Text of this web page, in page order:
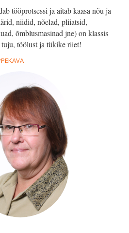
tööprotsessi ja aitab kaasa nõu ja
niidid, nõelad, pliiatsid,
õmblusmasinad jne) on klassis
tuju, töölust ja tükike riiet!